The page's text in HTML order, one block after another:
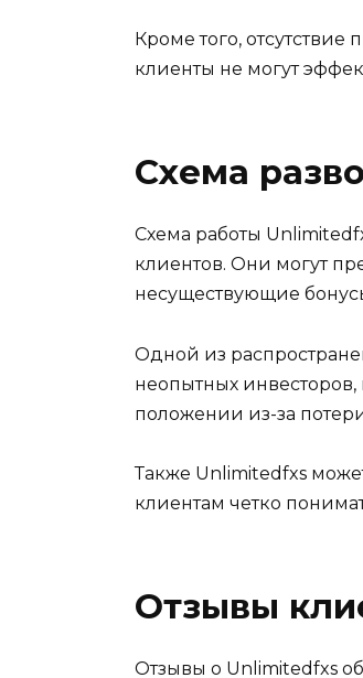
Кроме того,
клиенты не могут
Схема
Схема работы
клиентов. Они могут
несуществующие
Одной из
неопытных
положении из-за
Также Unlimitedfxs
клиентам четко
Отзывы
Отзывы о Unlimitedfxs